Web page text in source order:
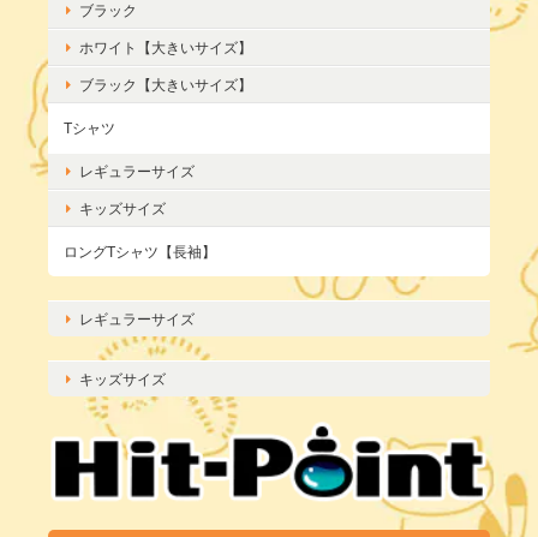
ブラック
ホワイト【大きいサイズ】
ブラック【大きいサイズ】
Tシャツ
レギュラーサイズ
キッズサイズ
ロングTシャツ【長袖】
レギュラーサイズ
キッズサイズ